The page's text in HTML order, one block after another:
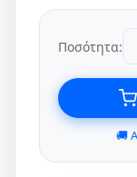
Ποσότητα:
🚚